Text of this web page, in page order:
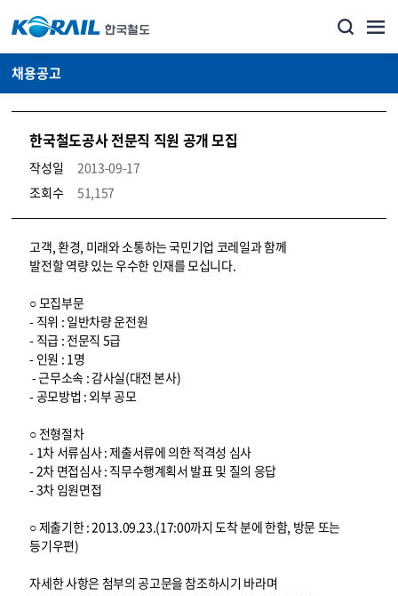
채용공고
한국철도공사 전문직 직원 공개 모집
작성일
2013-09-17
조회수
51,157
코레일소개_경영공시_채용공고 상세보기 – 내용, 파일, 담당자 연락처로 구성
고객, 환경, 미래와 소통하는 국민기업 코레일과 함께
발전할 역량 있는 우수한 인재를 모십니다.
○ 모집부문
- 직위 : 일반차량 운전원
- 직급 : 전문직 5급
- 인원 : 1명
- 근무소속 : 감사실(대전 본사)
- 공모방법 : 외부 공모
○ 전형절차
- 1차 서류심사 : 제출서류에 의한 적격성 심사
- 2차 면접심사 : 직무수행계획서 발표 및 질의 응답
- 3차 임원면접
○ 제출기한 : 2013.09.23.(17:00까지 도착 분에 한함, 방문 또는
등기우편)
자세한 사항은 첨부의 공고문을 참조하시기 바라며